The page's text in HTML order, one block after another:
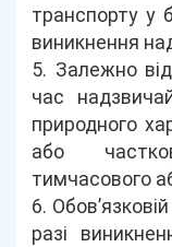
транспорту у
виникнення
5. Залежно
час
природного
або
тимчасового
6.
разі